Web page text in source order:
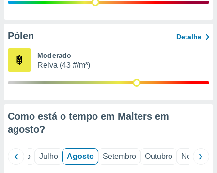
e
de
Pólen Detalhe
Moderado
Relva (43 #/m³)
Como está o tempo em Malters em
agosto?
Junho Julho Agosto Setembro Outubro Novembro